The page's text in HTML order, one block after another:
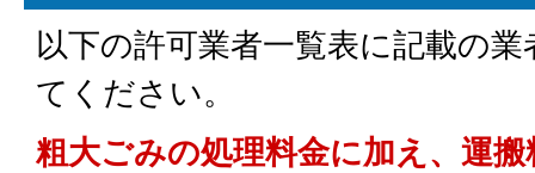
以下の許可業者一覧表に記載の
てください。
粗大ごみの処理料金に加え、運